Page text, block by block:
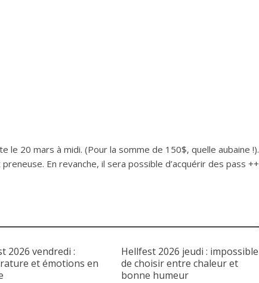
20 mars à midi. (Pour la somme de 150$, quelle aubaine !).
En revanche, il sera possible d’acquérir des pass ++
2026 vendredi :
et émotions en
Hellfest 2026 jeudi : impossible
de choisir entre chaleur et
bonne humeur